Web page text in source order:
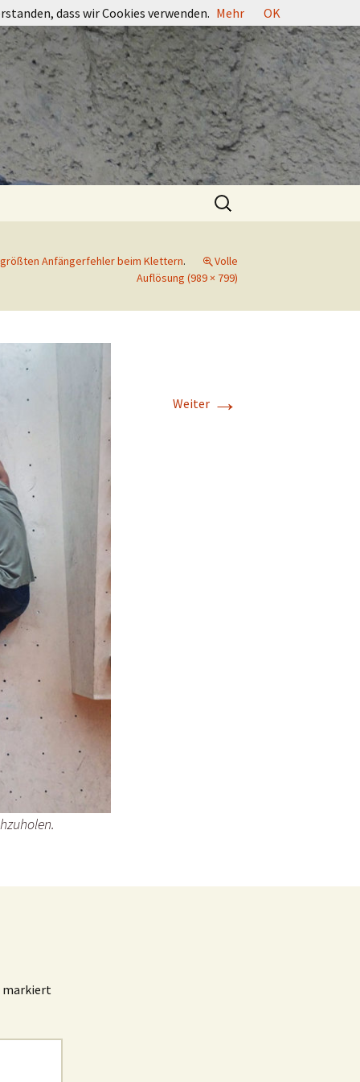
Suchen
nach:
Anfängerfehler beim Klettern.
Volle
Auflösung (989 × 799)
Weiter →
markiert
dass wir Cookies verwenden. Mehr OK